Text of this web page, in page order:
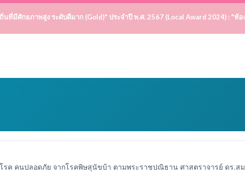
นที่มีศักยภาพสูง ระดับดีมาก (Gold)" ประจำปี พ.ศ. 2567 (Local Award 2024) : "
ค คนปลอดภัย จากโรคพิษสุนัขบ้า ตามพระราชปณิธาน ศาสตราจารย์ ดร.สม